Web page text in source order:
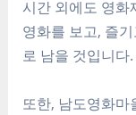
시간 외에도 영화
영화를 보고, 즐
로 남을 것입니다.
또한, 남도영화마